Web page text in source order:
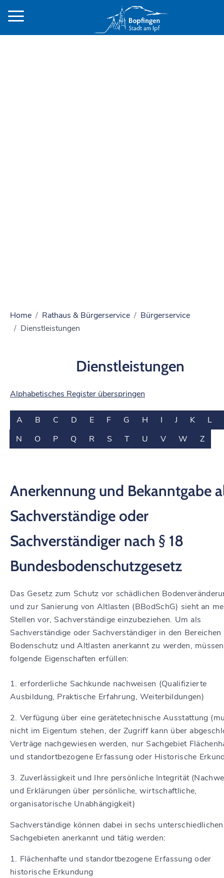
Home Rathaus & Bürgerservice
Bürgerservice
Dienstleistungen
Dienstleistungen
Alphabetisches Register überspringen
A B C D E F G H I J K
L
N
O P Q R S T U V W Z
Anerkennung und Bekanntgabe
Sachverständige oder
Sachverständiger nach § 18
Bundesbodenschutzgesetz
Das Gesetz zum Schutz vor schädlichen
und zur Sanierung von Altlasten (BBodSchG) sieht an
Stellen vor, Sachverständige einzubeziehen. Um als
Sachverständige oder Sachverständiger in den Bereichen
Bodenschutz und Altlasten anerkannt zu werden,
folgende Eigenschaften erfüllen:
1. erforderliche Sachkunde nachweisen (Qualifizierte
Ausbildung, Praktische Erfahrung, Weiterbildungen)
2. Verfügung über eine gerätetechnische Ausstattung
nicht im Eigentum stehen, der Zugriff kann über
Verträge nachgewiesen werden, nur Sachgebiet
und standortbezogene Erfassung oder Historische
3. Zuverlässigkeit und Ihre persönliche Integrität
und Erklärungen über persönliche, wirtschaftliche,
organisatorische Unabhängigkeit)
Sachverständige können dabei in sechs unterschiedlichen
Sachgebieten anerkannt und tätig werden:
1. Flächenhafte und standortbezogene Erfassung oder
historische Erkundung